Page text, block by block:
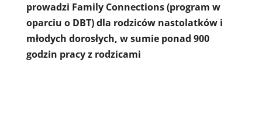
prowadzi Family Connections (program w
oparciu o DBT) dla rodziców nastolatków i
młodych dorosłych, w sumie ponad 900
godzin pracy z rodzicami